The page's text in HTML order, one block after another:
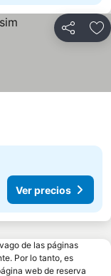
Compartir
Ver precios
de las páginas
Por lo tanto, es
web de reserva